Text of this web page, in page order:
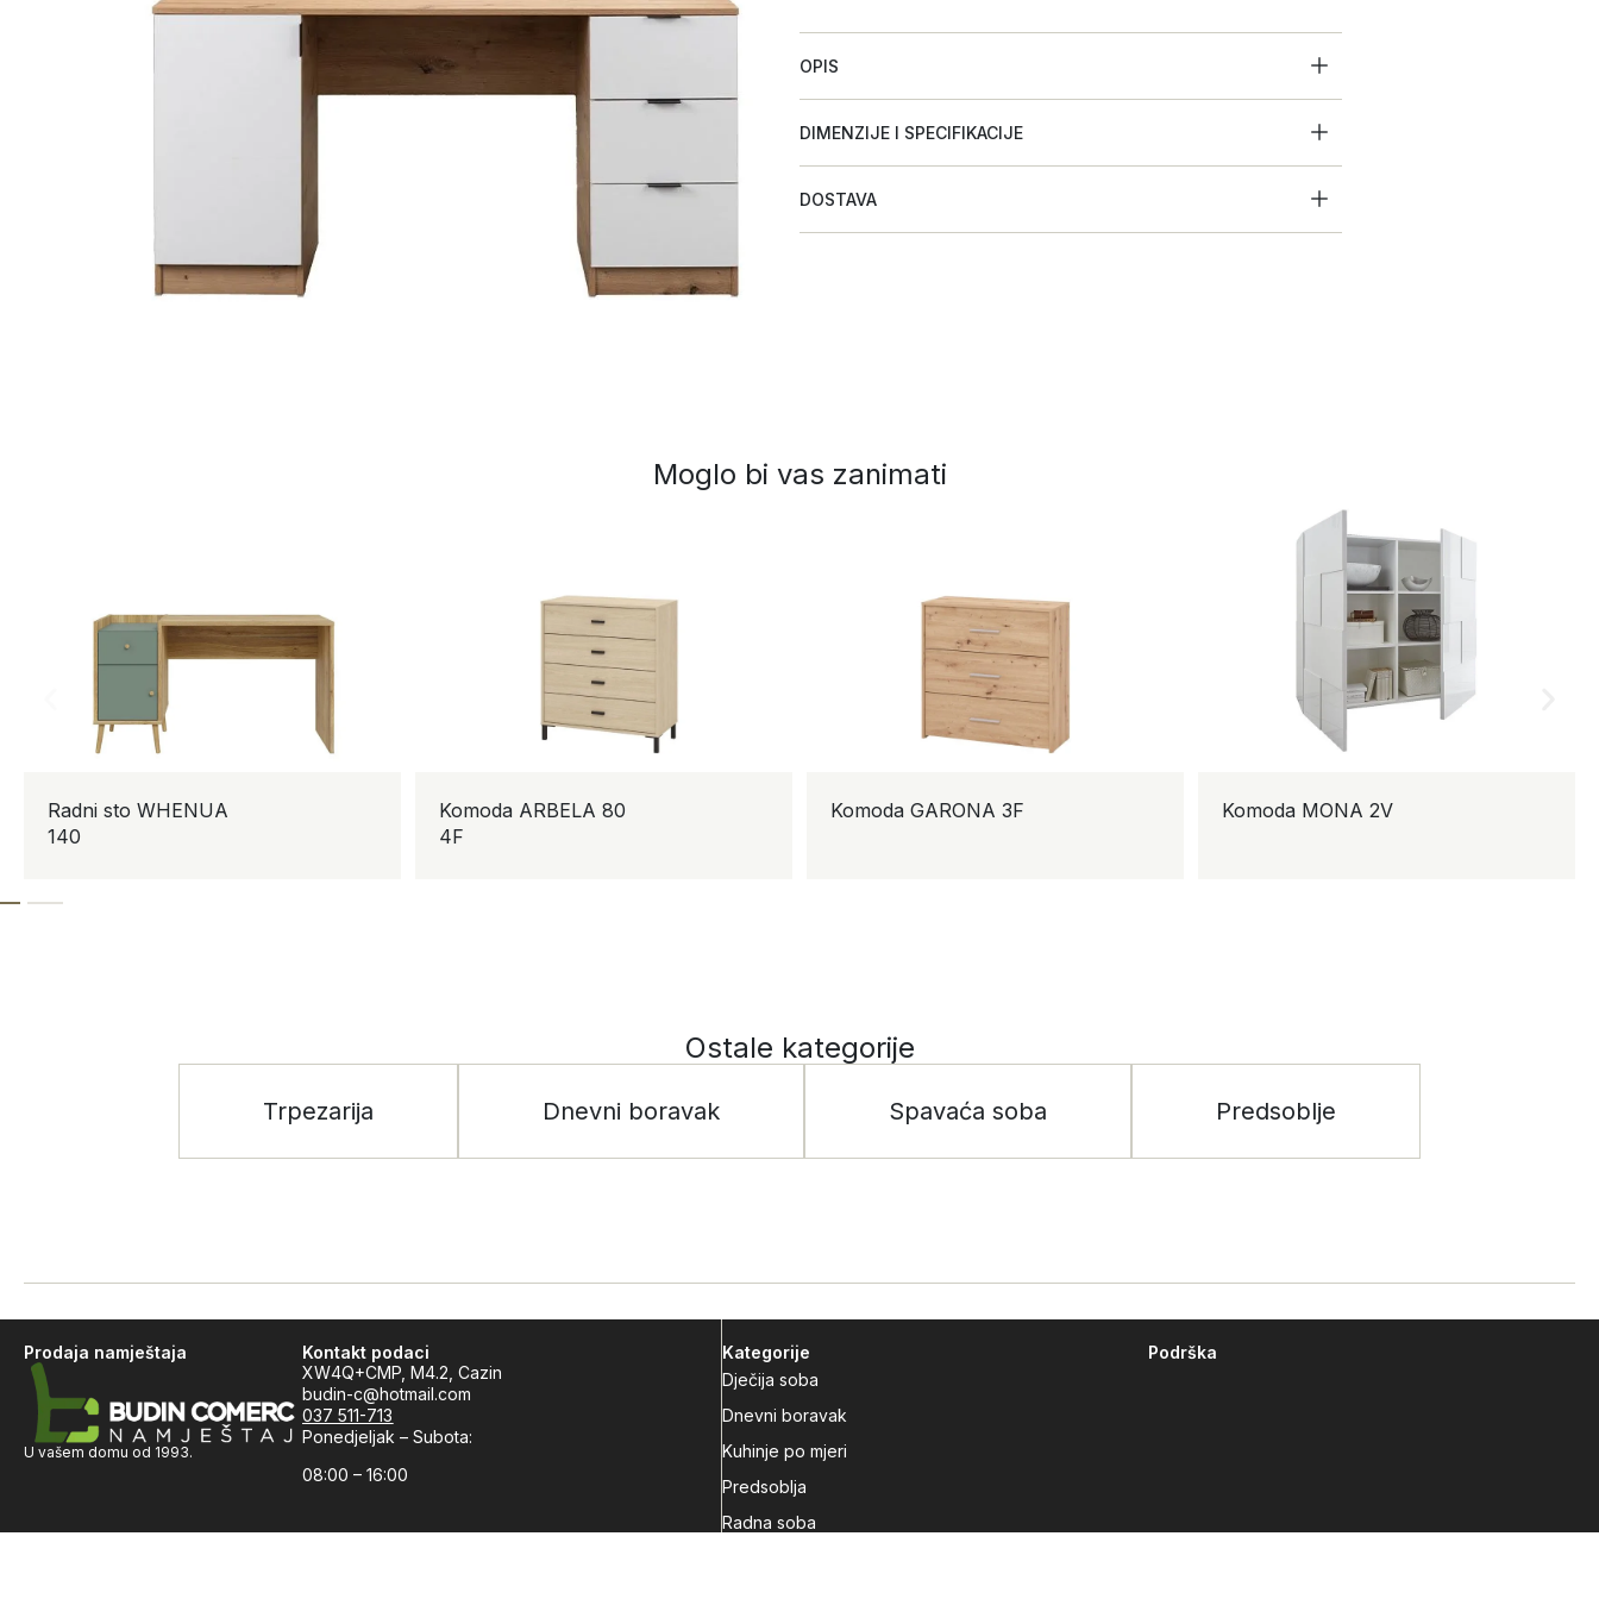
OPIS
DIMENZIJE I SPECIFIKACIJE
DOSTAVA
Moglo bi vas zanimati
Radni sto WHENUA
140
Komoda ARBELA 80
Komoda GARONA 3F Komoda MONA 2V
Ostale kategorije
Trpezarija Dnevni boravak Spavaća soba Predsoblje
Prodaja namještaja
U vašem domu od 1993.
Kontakt podaci
XW4Q+CMP, M4.2, Cazin
budin-c@hotmail.com
037 511-713
Ponedjeljak – Subota:
08:00 – 16:00
Kategorije
Dječija soba
Dnevni boravak
Kuhinje po mjeri
Predsoblja
Radna soba
Podrška